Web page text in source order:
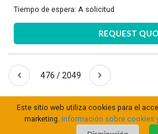
Tiempo de espera:A solicitud
REQUEST
476 / 2049
Este sitio web utiliza cookies para el
marketing. Información sobre cookies